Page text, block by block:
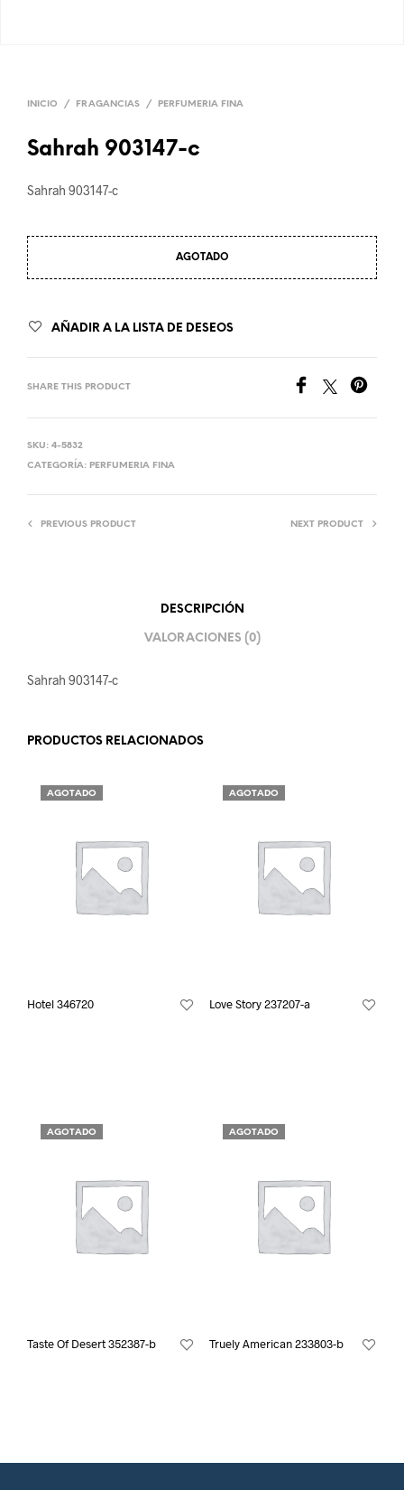
INICIO / FRAGANCIAS / PERFUMERIA FINA
Sahrah 903147-c
Sahrah 903147-c
AGOTADO
AÑADIR A LA LISTA DE DESEOS
SHARE THIS PRODUCT
SKU: 4-5832
CATEGORÍA: PERFUMERIA FINA
PREVIOUS PRODUCT NEXT PRODUCT
DESCRIPCIÓN
VALORACIONES (0)
Sahrah 903147-c
PRODUCTOS RELACIONADOS
AGOTADO
Hotel 346720
AGOTADO
Love Story 237207-a
AGOTADO
Taste Of Desert 352387-b
AGOTADO
Truely American 233803-b